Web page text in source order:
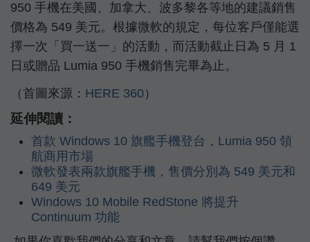
950 手機在美國、加拿大、波多黎各等地的建議銷售
價格為 549 美元。根據微軟的規定，每位客戶僅能選
擇一次「買一送一」的活動，而活動截止日為 5 月 1
日或贈品 Lumia 950 手機銷售完畢為止。
（首圖來源： HERE 360 ）
延伸閱讀：
首款 Windows 10 旗艦手機登台，Lumia 950 領
航商用市場
微軟發表兩款旗艦手機，售價分別為 549 美元和
649 美元
Windows 10 Mobile RedStone 將提升
Continuum 功能